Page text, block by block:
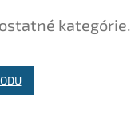
kategórie.